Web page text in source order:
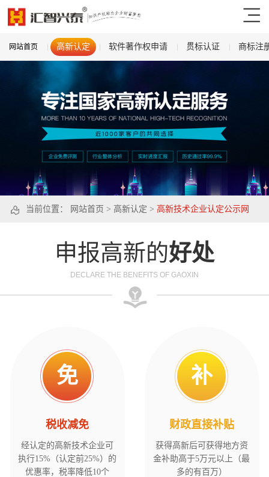
网站首页 高新认定 软件著作权申请 贯标认证 商标注
当前位置： 网站首页 > 高新认定 > 高新技术企业认定公示网
申报高新的好处
DECLARE THE BENEFITS OF GAOXIN
免
税收减免
经认定的高新技术企业可
执行15%（认定前25%）的
优惠率，税率降低10个
补
财政直接补贴
获得高新后可获得地方资
金补助高于5万元以上（最
多的有百万）